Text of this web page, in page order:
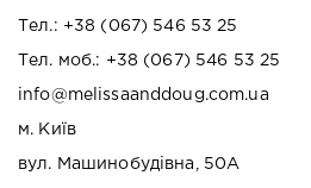
Тел.: +38 (067) 546 53 25
Тел. моб.: +38 (067) 546 53 25
info@melissaanddoug.com.ua
м. Київ
вул. Машинобудівна, 50А